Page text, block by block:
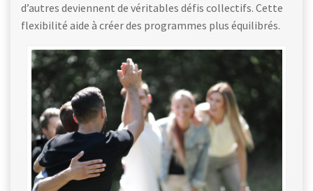
d’autres deviennent de véritables défis collectifs. Cette
flexibilité aide à créer des programmes plus équilibrés.